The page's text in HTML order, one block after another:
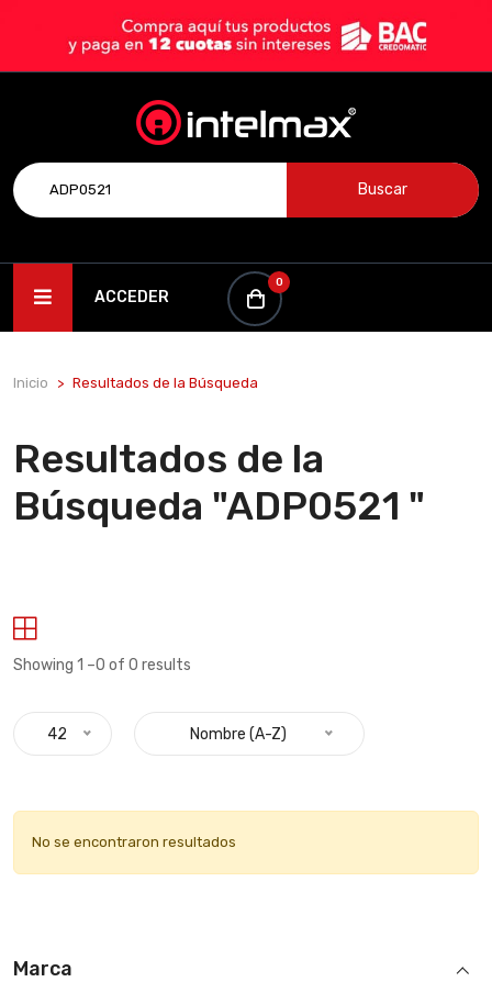
Buscar
ACCEDER
0
Inicio Resultados de la Búsqueda
Marca
Resultados de la
Búsqueda "ADP0521 "
Showing 1 –0 of 0 results
42 Nombre (A-Z)
No se encontraron resultados